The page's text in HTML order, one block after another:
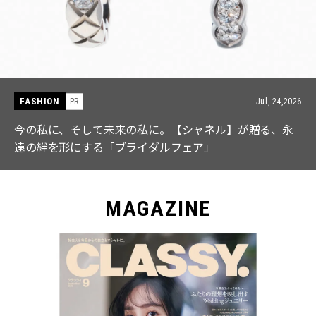
FASHION PR Jul, 24,2026
今の私に、そして未来の私に。【シャネル】が贈る、永
遠の絆を形にする「ブライダルフェア」
MAGAZINE